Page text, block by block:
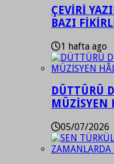
ÇEVİRİ
BAZI
1 hafta ago
DÜTTÜRÜ
MÜZİSYEN
05/07/2026